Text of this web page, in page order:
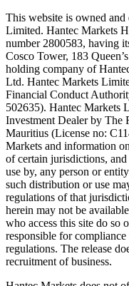
This website is owned
Limited. Hantec Markets
number 2800583, having
Cosco Tower, 183
holding company of
Ltd. Hantec Markets
Financial Conduct
502635). Hantec Markets
Investment Dealer by The
Mauritius (License no:
Markets and information
of certain jurisdictions,
use by, any person or
such distribution or use
regulations of that
herein may not be
who access this site do so
responsible for
regulations. The release
recruitment of business.